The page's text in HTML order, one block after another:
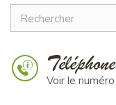
Téléphone
Voir le numéro